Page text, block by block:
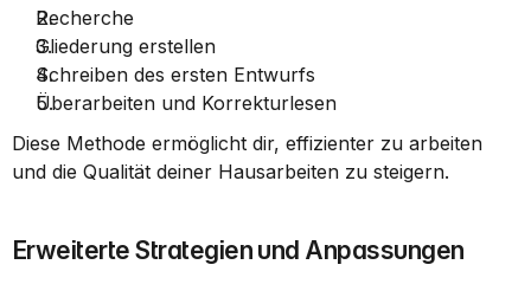
Recherche
Gliederung erstellen
Schreiben des ersten Entwurfs
Überarbeiten und Korrekturlesen
Diese Methode ermöglicht dir, effizienter zu arbeiten
und die Qualität deiner Hausarbeiten zu steigern.
Erweiterte Strategien und Anpassungen